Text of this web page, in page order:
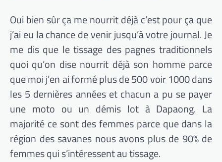
Oui bien sûr ça me nourrit déjà c’est pour ça que
j’ai eu la chance de venir jusqu’à votre journal. Je
me dis que le tissage des pagnes traditionnels
quoi qu’on dise nourrit déjà son homme parce
que moi j’en ai formé plus de 500 voir 1000 dans
les 5 dernières années et chacun a pu se payer
une moto ou un démis lot à Dapaong. La
majorité ce sont des femmes parce que dans la
région des savanes nous avons plus de 90% de
femmes qui s’intéressent au tissage.